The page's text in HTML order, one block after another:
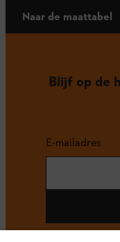
Naar de maattabel
Blijf op de
E-mailadres